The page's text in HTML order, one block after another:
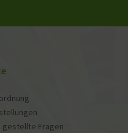
gestellte Fragen